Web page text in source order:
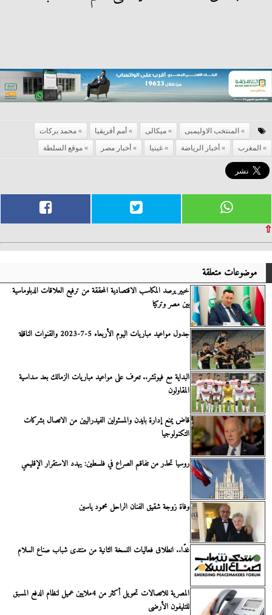
المنتخب الاوليمبى ميكالى أمم أفريقيا
محمد بركات
المغرب
أخبار الرياضة غينيا أخبار مصر موقع السلطة
⇧
موضوعات متعلقة
خبير يرصد المكاسب الاقتصادية المحققة من ترفيع العلاقات الدبلوماسية
بين مصر وتركيا
جدول مواعيد مباريات اليوم الأربعاء 5-7-2023 والقنوات الناقلة
البداية مع فيوتشر.. تعرف على مواعيد مباريات الزمالك بعد سداسية
المقاولون
قاض يمنع إدارة بايدن والمسئولين الفيدراليين من الاتصال بشركات
التكنولوجيا
روسيا تحذر من تفاقم الصراع في فلسطين: يهدد الاستقرار الإقليمي
وفاة زوجة شقيق الفنان الراحل محمود ياسين
غدًا.. انطلاق فعاليات النسخة الثانية من منتدى شباب صناع السلام
المصرية للاتصالات تحويل أكثر من 4ملايين عميل لنظام الدفع المسبق
للتليفون الأرضى